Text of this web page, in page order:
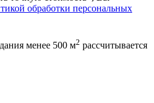
обработки персональных
менее 500 м2 рассчитывается